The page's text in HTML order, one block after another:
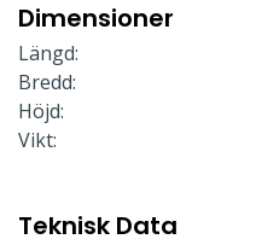
Dimensioner
Längd:
Bredd:
Höjd:
Vikt:
Teknisk Data